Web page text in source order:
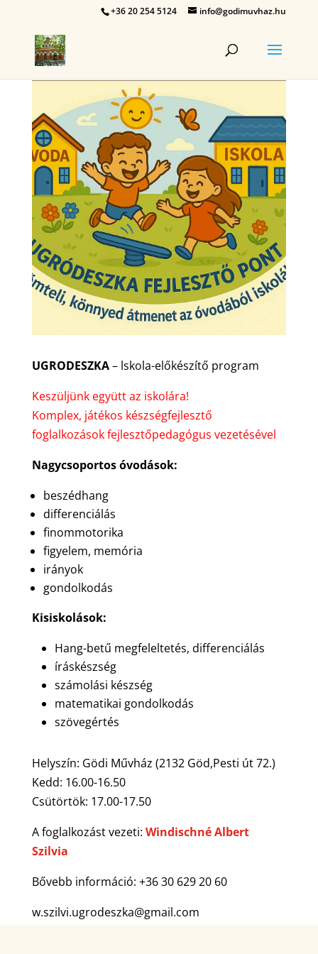
+36 20 254 5124 info@godimuvhaz.hu
UGRODESZKA– lskola-előkészítő program
Keszüljünk együtt az iskolára!
Komplex, játékos készségfejlesztő
foglalkozások fejlesztőpedagógus vezetésével
Nagycsoportos óvodások:
beszédhang
differenciálás
finommotorika
figyelem, memória
irányok
gondolkodás
Kisiskolások:
Hang-betű megfeleltetés, differenciálás
íráskészség
számolási készség
matematikai gondolkodás
szövegértés
Helyszín: Gödi Művház (2132 Göd,Pesti út 72.)
Kedd: 16.00-16.50
Csütörtök: 17.00-17.50
A foglalkozást vezeti: Windischné Albert
Szilvia
Bővebb információ: +36 30 629 20 60
w.szilvi.ugrodeszka@gmail.com